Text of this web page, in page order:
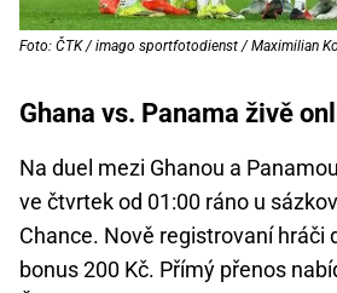
Foto: ČTK / imago sportfotodienst / Maximilian
Ghana vs. Panama živě
Na duel mezi Ghanou a
ve čtvrtek od 01:00 ráno u
Chance. Nově registrovaní hráči
bonus 200 Kč. Přímý přenos